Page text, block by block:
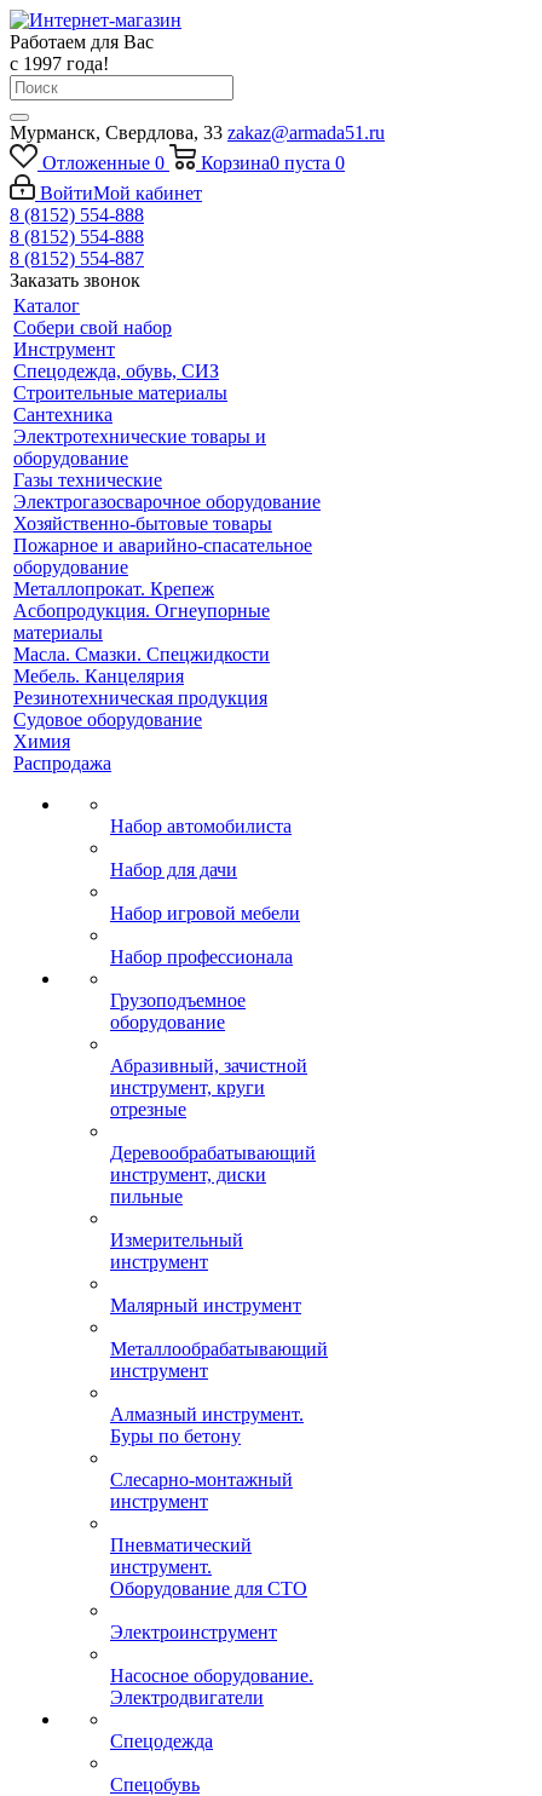
Работаем для Вас
с 1997 года!
Мурманск, Свердлова, 33 zakaz@armada51.ru
Отложенные 0 Корзина0 пуста 0
ВойтиМой кабинет
8 (8152) 554-888
8 (8152) 554-888
8 (8152) 554-887
Заказать звонок
Каталог
Собери свой набор
Инструмент
Спецодежда, обувь, СИЗ
Строительные материалы
Сантехника
Электротехнические товары и
оборудование
Газы технические
Электрогазосварочное оборудование
Хозяйственно-бытовые товары
Пожарное и аварийно-спасательное
оборудование
Металлопрокат. Крепеж
Асбопродукция. Огнеупорные
материалы
Масла. Смазки. Спецжидкости
Мебель. Канцелярия
Резинотехническая продукция
Судовое оборудование
Химия
Распродажа
Набор автомобилиста
Набор для дачи
Набор игровой мебели
Набор профессионала
Грузоподъемное
оборудование
Абразивный, зачистной
инструмент, круги
отрезные
Деревообрабатывающий
инструмент, диски
пильные
Измерительный
инструмент
Малярный инструмент
Металлообрабатывающий
инструмент
Алмазный инструмент.
Буры по бетону
Слесарно-монтажный
инструмент
Пневматический
инструмент.
Оборудование для СТО
Электроинструмент
Насосное оборудование.
Электродвигатели
Спецодежда
Спецобувь